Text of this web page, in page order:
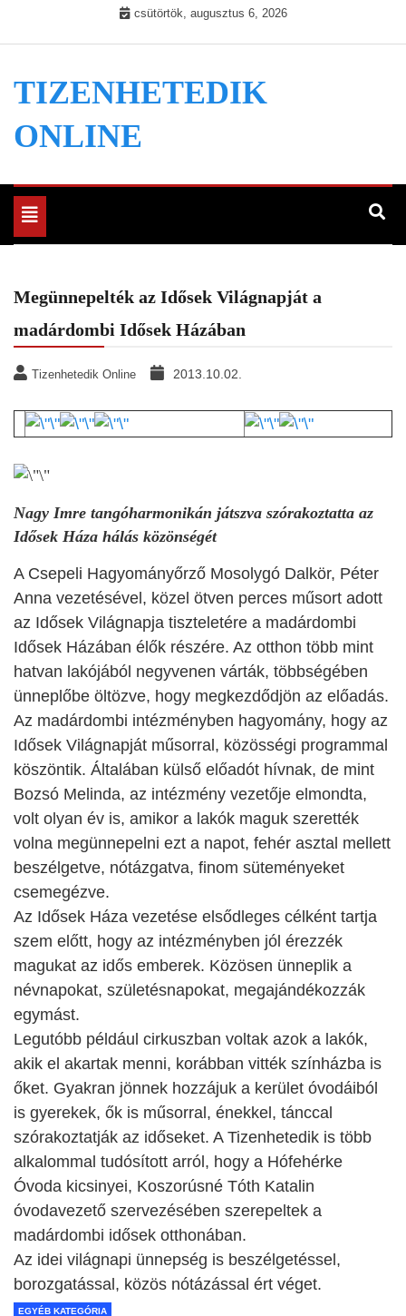
csütörtök, augusztus 6, 2026
TIZENHETEDIK
ONLINE
Toggle
navigation
Megünnepelték az Idősek Világnapját a
madárdombi Idősek Házában
Tizenhetedik Online 2013.10.02.
Nagy Imre tangóharmonikán játszva szórakoztatta az
Idősek Háza hálás közönségét
A Csepeli Hagyományőrző Mosolygó Dalkör, Péter
Anna vezetésével, közel ötven perces műsort adott
az Idősek Világnapja tiszteletére a madárdombi
Idősek Házában élők részére. Az otthon több mint
hatvan lakójából negyvenen várták, többségében
ünneplőbe öltözve, hogy megkezdődjön az előadás.
Az madárdombi intézményben hagyomány, hogy az
Idősek Világnapját műsorral, közösségi programmal
köszöntik. Általában külső előadót hívnak, de mint
Bozsó Melinda, az intézmény vezetője elmondta,
volt olyan év is, amikor a lakók maguk szerették
volna megünnepelni ezt a napot, fehér asztal mellett
beszélgetve, nótázgatva, finom süteményeket
csemegézve.
Az Idősek Háza vezetése elsődleges célként tartja
szem előtt, hogy az intézményben jól érezzék
magukat az idős emberek. Közösen ünneplik a
névnapokat, születésnapokat, megajándékozzák
egymást.
Legutóbb például cirkuszban voltak azok a lakók,
akik el akartak menni, korábban vitték színházba is
őket. Gyakran jönnek hozzájuk a kerület óvodáiból
is gyerekek, ők is műsorral, énekkel, tánccal
szórakoztatják az időseket. A Tizenhetedik is több
alkalommal tudósított arról, hogy a Hófehérke
Óvoda kicsinyei, Koszorúsné Tóth Katalin
óvodavezető szervezésében szerepeltek a
madárdombi idősek otthonában.
Az idei világnapi ünnepség is beszélgetéssel,
borozgatással, közös nótázással ért véget.
EGYÉB KATEGÓRIA